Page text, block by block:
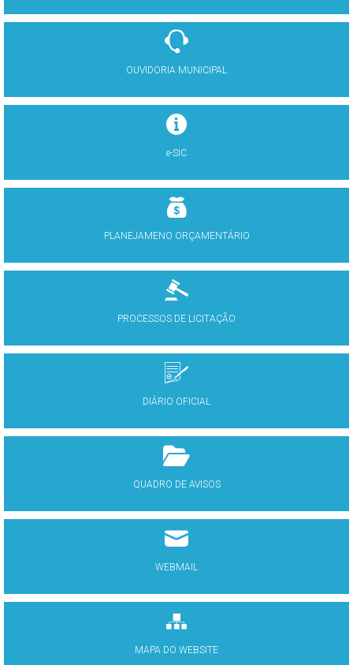
OUVIDORIA MUNICIPAL
e-SIC
PLANEJAMENO ORÇAMENTÁRIO
PROCESSOS DE LICITAÇÃO
DIÁRIO OFICIAL
QUADRO DE AVISOS
WEBMAIL
MAPA DO WEBSITE